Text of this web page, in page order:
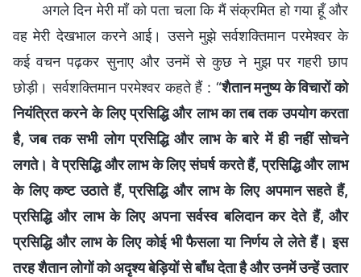
अगले दिन मेरी माँ को पता चला कि मैं संक्रमित हो गया हूँ और
वह मेरी देखभाल करने आई। उसने मुझे सर्वशक्तिमान परमेश्वर के
कई वचन पढ़कर सुनाए और उनमें से कुछ ने मुझ पर गहरी छाप
छोड़ी। सर्वशक्तिमान परमेश्वर कहते हैं : “शैतान मनुष्य के विचारों को
नियंत्रित करने के लिए प्रसिद्धि और लाभ का तब तक उपयोग करता
है, जब तक सभी लोग प्रसिद्धि और लाभ के बारे में ही नहीं सोचने
लगते। वे प्रसिद्धि और लाभ के लिए संघर्ष करते हैं, प्रसिद्धि और लाभ
के लिए कष्ट उठाते हैं, प्रसिद्धि और लाभ के लिए अपमान सहते हैं,
प्रसिद्धि और लाभ के लिए अपना सर्वस्व बलिदान कर देते हैं, और
प्रसिद्धि और लाभ के लिए कोई भी फैसला या निर्णय ले लेते हैं। इस
तरह शैतान लोगों को अदृश्य बेड़ियों से बाँध देता है और उनमें उन्हें उतार